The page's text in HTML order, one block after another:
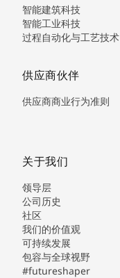
智能建筑科技
智能工业科技
过程自动化与工艺技术
供应商伙伴
供应商商业行为准则
关于我们
领导层
公司历史
社区
我们的价值观
可持续发展
包容与全球视野
#futureshaper